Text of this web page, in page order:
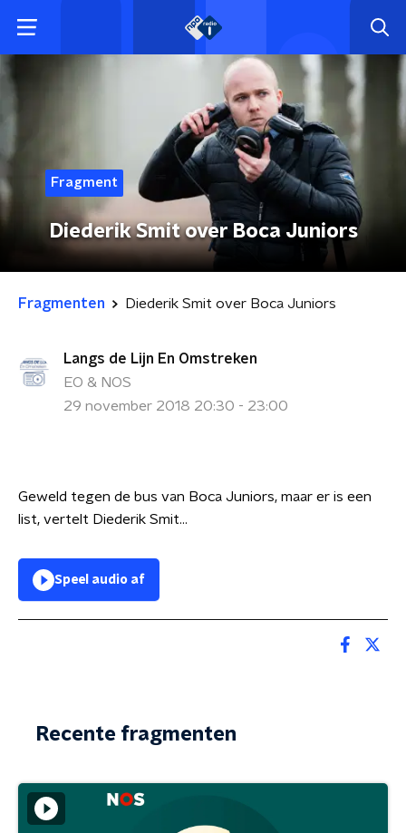
Fragment
Diederik Smit over Boca Juniors
Fragmenten Diederik Smit over Boca Juniors
Langs de Lijn En Omstreken
EO & NOS
29 november 2018 20:30 - 23:00
Geweld tegen de bus van Boca Juniors, maar er is een
list, vertelt Diederik Smit...
Speel audio af
Recente fragmenten